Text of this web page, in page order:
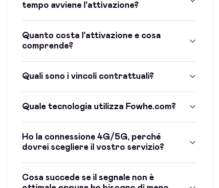
tempo avviene l'attivazione?
Quanto costa l'attivazione e cosa
comprende?
Quali sono i vincoli contrattuali?
Quale tecnologia utilizza Fowhe.com?
Ho la connessione 4G/5G, perché
dovrei scegliere il vostro servizio?
Cosa succede se il segnale non è